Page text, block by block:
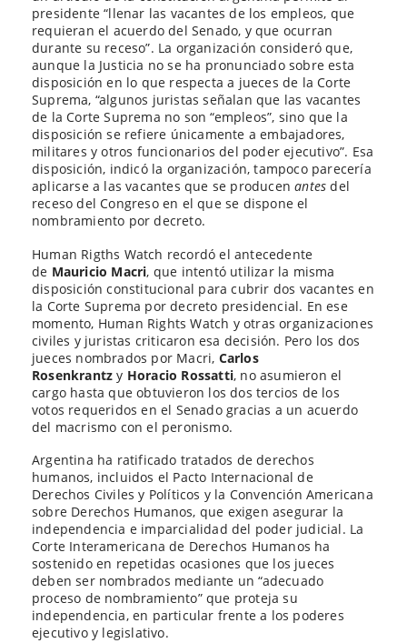
presidente “llenar las vacantes de los empleos, que
requieran el acuerdo del Senado, y que ocurran
durante su receso”. La organización consideró que,
aunque la Justicia no se ha pronunciado sobre esta
disposición en lo que respecta a jueces de la Corte
Suprema, “algunos juristas señalan que las vacantes
de la Corte Suprema no son “empleos”, sino que la
disposición se refiere únicamente a embajadores,
militares y otros funcionarios del poder ejecutivo”. Esa
disposición, indicó la organización, tampoco parecería
aplicarse a las vacantes que se producenantes del
receso del Congreso en el que se dispone el
nombramiento por decreto.
Human Rigths Watch recordó el antecedente
de Mauricio Macri, que intentó utilizar la misma
disposición constitucional para cubrir dos vacantes en
la Corte Suprema por decreto presidencial. En ese
momento, Human Rights Watch y otras organizaciones
civiles y juristas criticaron esa decisión. Pero los dos
jueces nombrados por Macri, Carlos
Rosenkrantz y Horacio Rossatti, no asumieron el
cargo hasta que obtuvieron los dos tercios de los
votos requeridos en el Senado gracias a un acuerdo
del macrismo con el peronismo.
Argentina ha ratificado tratados de derechos
humanos, incluidos el Pacto Internacional de
Derechos Civiles y Políticos y la Convención Americana
sobre Derechos Humanos, que exigen asegurar la
independencia e imparcialidad del poder judicial. La
Corte Interamericana de Derechos Humanos ha
sostenido en repetidas ocasiones que los jueces
deben ser nombrados mediante un “adecuado
proceso de nombramiento” que proteja su
independencia, en particular frente a los poderes
ejecutivo y legislativo.